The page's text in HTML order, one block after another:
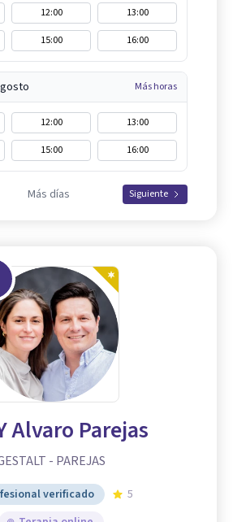
12:00
13:00
15:00 16:00
Más horas
12:00
13:00
15:00 16:00
Más días Siguiente
Alvaro Parejas
- PAREJAS
verificado
5